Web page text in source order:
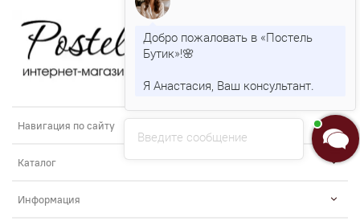
Навигация по сайту
Каталог
Информация
Введите сообщение
Добро пожаловать в «Постель
Бутик»!🌸
Я Анастасия, Ваш консультант.